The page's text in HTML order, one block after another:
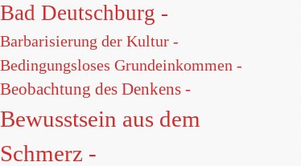
Bad Deutschburg -
Barbarisierung der Kultur -
Bedingungsloses Grundeinkommen -
Beobachtung des Denkens -
Bewusstsein aus dem
Schmerz -